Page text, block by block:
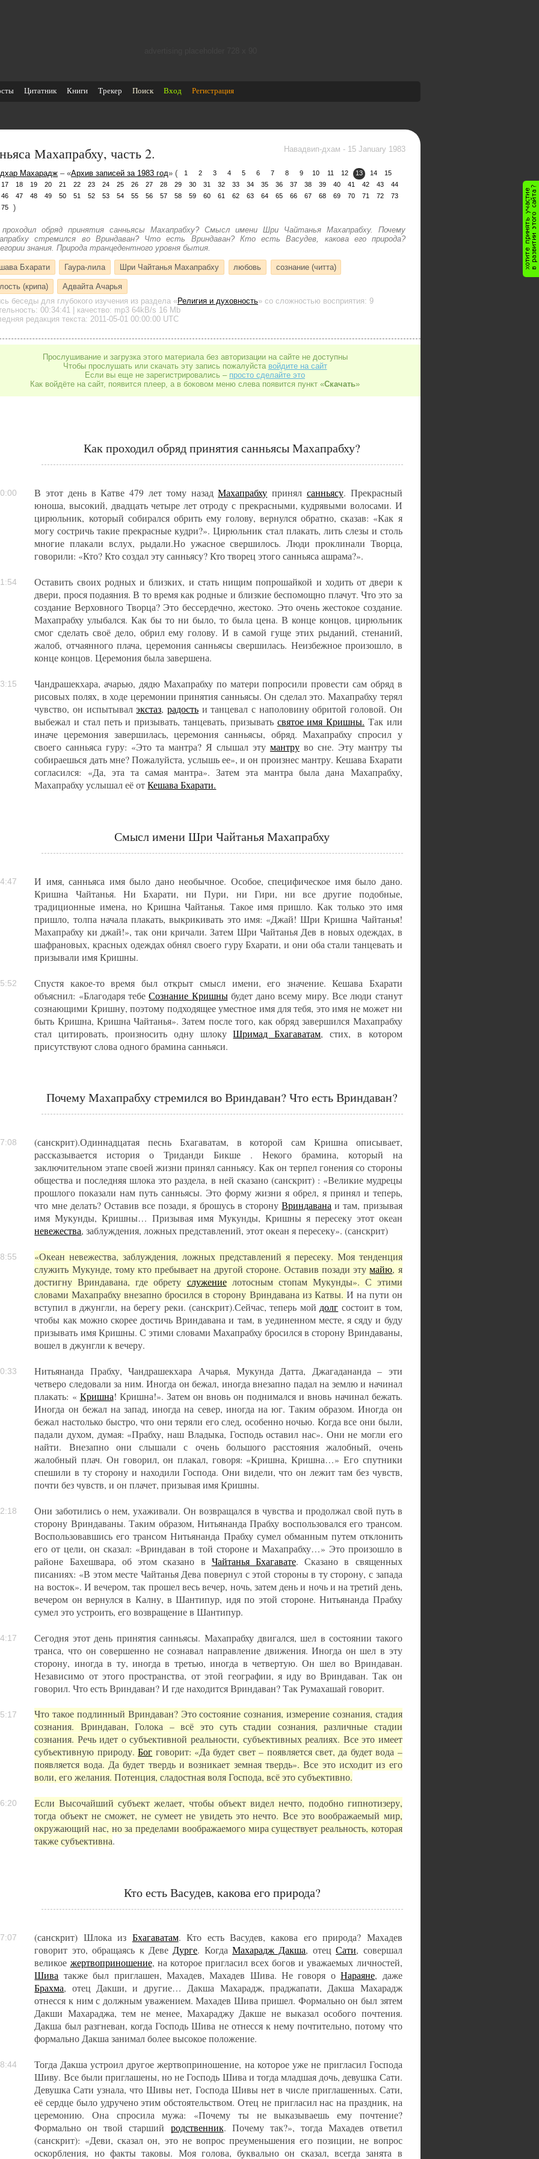
Цитатник Книги Трекер Поиск Вход Регистрация
Махапрабху, часть 2. Навадвип-дхам - 15 January 1983
Махарадж – «Архив записей за 1983 год» ( 1 2 3 4 5 6 7 8 9 10 11 12 13 14
15
17 18 19 20 21 22 23 24 25 26 27 28 29 30 31 32 33 34 35 36 37 38 39 40 41 42 43
44
46 47 48 49 50 51 52 53 54 55 56 57 58 59 60 61 62 63 64 65 66 67 68 69 70 71 72
73
75 )
обряд принятия санньясы Махапрабху? Смысл имени Шри Чайтанья Махапрабху. Почему
стремился во Вриндаван? Что есть Вриндаван? Кто есть Васудев, какова его природа?
знания. Природа транцедентного уровня бытия.
Бхарати Гаура-лила Шри Чайтанья Махапрабху любовь сознание (читта)
(крипа)
Адвайта Ачарья
беседы для глубокого изучения из раздела «Религия и духовность» со сложностью восприятия: 9
00:34:41 | качество: mp3 64kB/s 16 Mb
редакция текста: 2011-05-01 00:00:00 UTC
Прослушивание и загрузка этого материала без авторизации на сайте не доступны
Чтобы прослушать или скачать эту запись пожалуйста войдите на сайт
Если вы еще не зарегистрировались – просто сделайте это
Как войдёте на сайт, появится плеер, а в боковом меню слева появится пункт «Скачать»
Как проходил обряд принятия санньясы Махапрабху?
В этот день в Катве 479 лет тому назадМахапрабху принял санньясу. Прекрасный
юноша, высокий, двадцать четыре лет отроду с прекрасными, кудрявыми волосами. И
цирюльник, который собирался обрить ему голову, вернулся обратно, сказав: «Как я
могу состричь такие прекрасные кудри?». Цирюльник стал плакать, лить слезы и столь
многие плакали вслух, рыдали.Но ужасное свершилось. Люди проклинали Творца,
говорили: «Кто? Кто создал эту санньясу? Кто творец этого санньяса ашрама?».
Оставить своих родных и близких, и стать нищим попрошайкой и ходить от двери к
двери, прося подаяния. В то время как родные и близкие беспомощно плачут. Что это за
создание Верховного Творца? Это бессердечно, жестоко. Это очень жестокое создание.
Махапрабху улыбался. Как бы то ни было, то была цена. В конце концов, цирюльник
смог сделать своё дело, обрил ему голову. И в самой гуще этих рыданий, стенаний,
жалоб, отчаянного плача, церемония санньясы свершилась. Неизбежное произошло, в
конце концов. Церемония была завершена.
Чандрашекхара, ачарью, дядю Махапрабху по матери попросили провести сам обряд в
рисовых полях, в ходе церемонии принятия санньясы. Он сделал это. Махапрабху терял
чувство, он испытывалэкстаз,радость и танцевал с наполовину обритой головой. Он
выбежал и стал петь и призывать, танцевать, призывать святое имя Кришны. Так или
иначе церемония завершилась, церемония санньясы, обряд. Махапрабху спросил у
своего санньяса гуру: «Это та мантра? Я слышал эту мантруво сне. Эту мантру ты
собираешься дать мне? Пожалуйста, услышь ее», и он произнес мантру. Кешава Бхарати
согласился: «Да, эта та самая мантра». Затем эта мантра была дана Махапрабху,
Махапрабху услышал её отКешава Бхарати.
Смысл имени Шри Чайтанья Махапрабху
И имя, санньяса имя было дано необычное. Особое, специфическое имя было дано.
Кришна Чайтанья. Ни Бхарати, ни Пури, ни Гири, ни все другие подобные,
традиционные имена, но Кришна Чайтанья. Такое имя пришло. Как только это имя
пришло, толпа начала плакать, выкрикивать это имя: «Джай! Шри Кришна Чайтанья!
Махапрабху ки джай!», так они кричали. Затем Шри Чайтанья Дев в новых одеждах, в
шафрановых, красных одеждах обнял своего гуру Бхарати, и они оба стали танцевать и
призывали имя Кришны.
Спустя какое-то время был открыт смысл имени, его значение. Кешава Бхарати
объяснил: «Благодаря тебеСознание Кришныбудет дано всему миру. Все люди станут
сознающими Кришну, поэтому подходящее уместное имя для тебя, это имя не может ни
быть Кришна, Кришна Чайтанья». Затем после того, как обряд завершился Махапрабху
стал цитировать, произносить одну шлокуШримад Бхагаватам, стих, в котором
присутствуют слова одного брамина санньяси.
Почему Махапрабху стремился во Вриндаван? Что есть Вриндаван?
(санскрит).Одиннадцатая песнь Бхагаватам, в которой сам Кришна описывает,
рассказывается история о Триданди Бикше . Некого брамина, который на
заключительном этапе своей жизни принял санньясу. Как он терпел гонения со стороны
общества и последняя шлока это раздела, в ней сказано (санскрит) : «Великие мудрецы
прошлого показали нам путь санньясы. Это форму жизни я обрел, я принял и теперь,
что мне делать? Оставив все позади, я брошусь в сторонуВриндавана и там, призывая
имя Мукунды, Кришны… Призывая имя Мукунды, Кришны я пересеку этот океан
невежества, заблуждения, ложных представлений, этот океан я пересеку». (санскрит)
«Океан невежества, заблуждения, ложных представлений я пересеку. Моя тенденция
служить Мукунде, тому кто пребывает на другой стороне. Оставив позади этумайю, я
достигну Вриндавана, где обрету служениелотосным стопам Мукунды». С этими
словами Махапрабху внезапно бросился в сторону Вриндавана из Катвы. И на пути он
вступил в джунгли, на берегу реки. (санскрит).Сейчас, теперь мойдолг состоит в том,
чтобы как можно скорее достичь Вриндавана и там, в уединенном месте, я сяду и буду
призывать имя Кришны. С этими словами Махапрабху бросился в сторону Вриндаваны,
вошел в джунгли к вечеру.
Нитьянанда Прабху, Чандрашекхара Ачарья, Мукунда Датта, Джагадананда – эти
четверо следовали за ним. Иногда он бежал, иногда внезапно падал на землю и начинал
плакать: « Кришна! Кришна!». Затем он вновь он поднимался и вновь начинал бежать.
Иногда он бежал на запад, иногда на север, иногда на юг. Таким образом. Иногда он
бежал настолько быстро, что они теряли его след, особенно ночью. Когда все они были,
падали духом, думая: «Прабху, наш Владыка, Господь оставил нас». Они не могли его
найти. Внезапно они слышали с очень большого расстояния жалобный, очень
жалобный плач. Он говорил, он плакал, говоря: «Кришна, Кришна…» Его спутники
спешили в ту сторону и находили Господа. Они видели, что он лежит там без чувств,
почти без чувств, и он плачет, призывая имя Кришны.
Они заботились о нем, ухаживали. Он возвращался в чувства и продолжал свой путь в
сторону Вриндаваны. Таким образом, Нитьянанда Прабху воспользовался его трансом.
Воспользовавшись его трансом Нитьянанда Прабху сумел обманным путем отклонить
его от цели, он сказал: «Вриндаван в той стороне и Махапрабху…» Это произошло в
районе Бахешвара, об этом сказано в Чайтанья Бхагавате. Сказано в священных
писаниях: «В этом месте Чайтанья Дева повернул с этой стороны в ту сторону, с запада
на восток». И вечером, так прошел весь вечер, ночь, затем день и ночь и на третий день,
вечером он вернулся в Калну, в Шантипур, идя по этой стороне. Нитьянанда Прабху
сумел это устроить, его возвращение в Шантипур.
Сегодня этот день принятия санньясы. Махапрабху двигался, шел в состоянии такого
транса, что он совершенно не сознавал направление движения. Иногда он шел в эту
сторону, иногда в ту, иногда в третью, иногда в четвертую. Он шел во Вриндаван.
Независимо от этого пространства, от этой географии, я иду во Вриндаван. Так он
говорил. Что есть Вриндаван? И где находится Вриндаван? Так Румахашай говорит.
Что такое подлинный Вриндаван? Это состояние сознания, измерение сознания, стадия
сознания. Вриндаван, Голока – всё это суть стадии сознания, различные стадии
сознания. Речь идет о субъективной реальности, субъективных реалиях. Все это имеет
субъективную природу.Бог говорит: «Да будет свет – появляется свет, да будет вода –
появляется вода. Да будет твердь и возникает земная твердь». Все это исходит из его
воли, его желания. Потенция, сладостная воля Господа, всё это субъективно.
Если Высочайший субъект желает, чтобы объект видел нечто, подобно гипнотизеру,
тогда объект не сможет, не сумеет не увидеть это нечто. Все это воображаемый мир,
окружающий нас, но за пределами воображаемого мира существует реальность, которая
также субъективна.
Кто есть Васудев, какова его природа?
(санскрит) Шлока из Бхагаватам. Кто есть Васудев, какова его природа? Махадев
говорит это, обращаясь к ДевеДурге. КогдаМахарадж Дакша, отецСати, совершал
великое жертвоприношение, на которое пригласил всех богов и уважаемых личностей,
Шива также был приглашен, Махадев, Махадев Шива. Не говоря оНараяне, даже
Брахма, отец Дакши, и другие… Дакша Махарадж, праджапати, Дакша Махарадж
отнесся к ним с должным уважением. Махадев Шива пришел. Формально он был зятем
Дакши Махараджа, тем не менее, Махараджу Дакше не выказал особого почтения.
Дакша был разгневан, когда Господь Шива не отнесся к нему почтительно, потому что
формально Дакша занимал более высокое положение.
Тогда Дакша устроил другое жертвоприношение, на которое уже не пригласил Господа
Шиву. Все были приглашены, но не Господь Шива и тогда младшая дочь, девушка Сати.
Девушка Сати узнала, что Шивы нет, Господа Шивы нет в числе приглашенных. Сати,
её сердце было удручено этим обстоятельством. Отец не пригласил нас на праздник, на
церемонию. Она спросила мужа: «Почему ты не выказываешь ему почтение?
Формально он твой старший родственник. Почему так?», тогда Махадев ответил
(санскрит): «Деви, сказал он, это не вопрос преуменьшения его позиции, не вопрос
оскорбления, но факты таковы. Моя голова, буквально он сказал, всегда занята в